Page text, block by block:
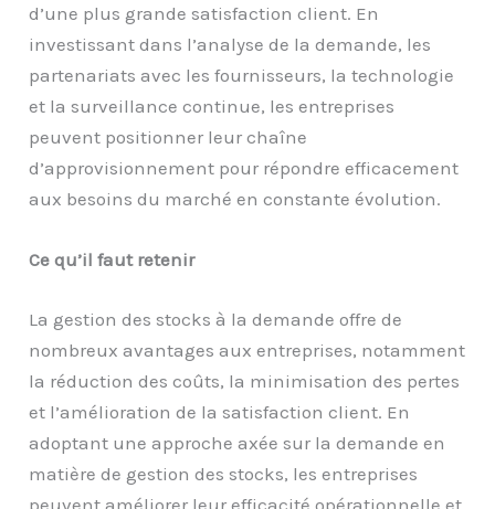
d’une plus grande satisfaction client. En
investissant dans l’analyse de la demande, les
partenariats avec les fournisseurs, la technologie
et la surveillance continue, les entreprises
peuvent positionner leur chaîne
d’approvisionnement pour répondre efficacement
aux besoins du marché en constante évolution.
Ce qu’il faut retenir
La gestion des stocks à la demande offre de
nombreux avantages aux entreprises, notamment
la réduction des coûts, la minimisation des pertes
et l’amélioration de la satisfaction client. En
adoptant une approche axée sur la demande en
matière de gestion des stocks, les entreprises
peuvent améliorer leur efficacité opérationnelle et